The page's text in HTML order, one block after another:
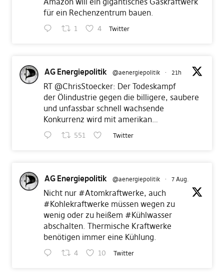
für ein Rechenzentrum bauen.
1 4 Twitter
AG Energiepolitik @aenergiepolitik · 21h
RT @ChrisStoecker: Der Todeskampf
der Ölindustrie gegen die billigere, saubere
und unfassbar schnell wachsende
Konkurrenz wird mit amerikan…
551 Twitter
AG Energiepolitik @aenergiepolitik · 7 Aug.
Nicht nur #Atomkraftwerke, auch
#Kohlekraftwerke müssen wegen zu
wenig oder zu heißem #Kühlwasser
abschalten. Thermische Kraftwerke
benötigen immer eine Kühlung.
4 10 Twitter